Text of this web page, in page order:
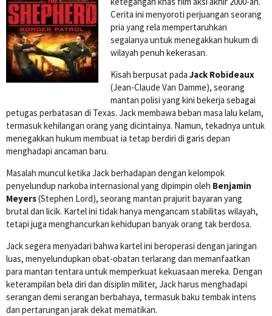
Cerita ini menyoroti perjuangan seorang
pria yang rela mempertaruhkan
segalanya untuk menegakkan hukum di
wilayah penuh kekerasan.
Kisah berpusat pada Jack Robideaux
(Jean-Claude Van Damme), seorang
mantan polisi yang kini bekerja sebagai
petugas perbatasan di Texas. Jack membawa beban masa lalu kelam,
termasuk kehilangan orang yang dicintainya. Namun, tekadnya untuk
menegakkan hukum membuat ia tetap berdiri di garis depan
menghadapi ancaman baru.
Masalah muncul ketika Jack berhadapan dengan kelompok
penyelundup narkoba internasional yang dipimpin oleh Benjamin
Meyers(Stephen Lord), seorang mantan prajurit bayaran yang
brutal dan licik. Kartel ini tidak hanya mengancam stabilitas wilayah,
tetapi juga menghancurkan kehidupan banyak orang tak berdosa.
Jack segera menyadari bahwa kartel ini beroperasi dengan jaringan
luas, menyelundupkan obat-obatan terlarang dan memanfaatkan
para mantan tentara untuk memperkuat kekuasaan mereka. Dengan
keterampilan bela diri dan disiplin militer, Jack harus menghadapi
serangan demi serangan berbahaya, termasuk baku tembak intens
dan pertarungan jarak dekat mematikan.